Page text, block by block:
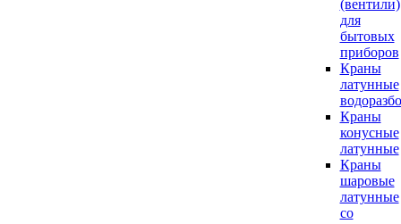
(вентили)
для
бытовых
приборов
Краны
латунные
Краны
конусные
латунные
Краны
шаровые
латунные
со